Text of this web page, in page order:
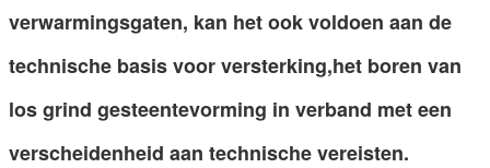
verwarmingsgaten, kan het ook voldoen aan de
technische basis voor versterking,het boren van
los grind gesteentevorming in verband met een
verscheidenheid aan technische vereisten.